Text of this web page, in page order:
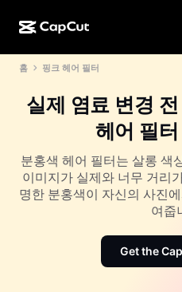
CapCut 온라인
CapCut Pad
CapCut 모바일
AI 디자인
동영상 스튜디오
AI 동영상 생성기
AI 이미지 보정기
AI 도구
동영상 에디터 및 생성기
이미지 에디터 및 생성기
음성 생성기 및 에디터
홀리데이 템플릿
더 보기
기념일 템플릿
커뮤니티
이니셔티브
제휴 사용자
개척자 프로그램
크리에이티브 파트너 프로
홈 핑크 헤어 필터
실제 염료 변경
헤어 필
분홍색 헤어 필터는 살롱 색
이미지가 실제와 너무 거리
명한 분홍색이 자신의 사진
여줍
Get the